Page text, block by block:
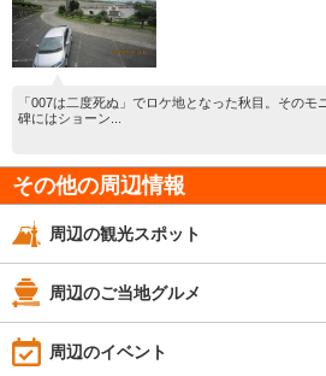
「007は二度死ぬ」でロケ地となった秋目。その
碑にはショーン...
その他の周辺情報
周辺の観光スポット
周辺のご当地グルメ
周辺のイベント